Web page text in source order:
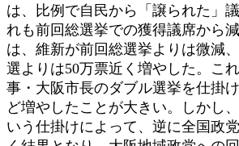
は、比例で自民から「譲られた」
れも前回総選挙での獲得議席から
は、維新が前回総選挙よりは微減
選よりは50万票近く増やした。こ
事・大阪市長のダブル選挙を仕掛
ど増やしたことが大きい。しかし
いう仕掛けによって、逆に全国政